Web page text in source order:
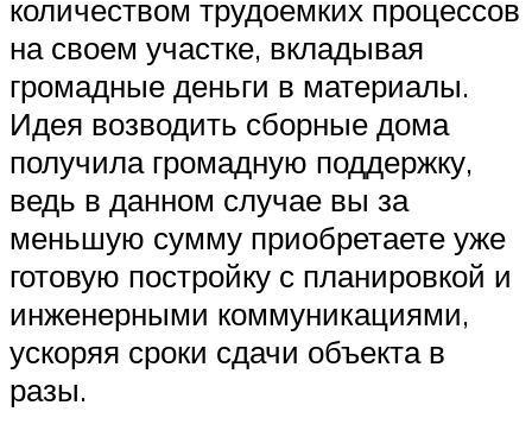
количеством трудоемких процессов
на своем участке, вкладывая
громадные деньги в материалы.
Идея возводить сборные дома
получила громадную поддержку,
ведь в данном случае вы за
меньшую сумму приобретаете уже
готовую постройку с планировкой и
инженерными коммуникациями,
ускоряя сроки сдачи объекта в
разы.